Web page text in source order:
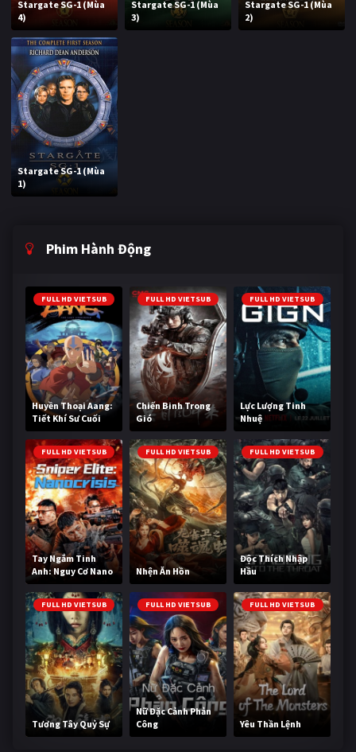
Stargate SG-1 (Mùa
4)
Stargate SG-1 (Mùa
3)
Stargate SG-1 (Mùa
2)
Stargate SG-1 (Mùa
1)
Phim Hành Động
FULL HD VIETSUB
Huyền Thoại Aang:
Tiết Khí Sư Cuối
Cùng
FULL HD VIETSUB
Chiến Binh Trong
Gió
FULL HD VIETSUB
Lực Lượng Tinh
Nhuệ
FULL HD VIETSUB
Tay Ngắm Tinh
Anh: Nguy Cơ Nano
FULL HD VIETSUB
Nhện Ăn Hồn
FULL HD VIETSUB
Độc Thích Nhập
Hầu
FULL HD VIETSUB
Tương Tây Quỷ Sự
FULL HD VIETSUB
Nữ Đặc Cảnh Phản
Công
FULL HD VIETSUB
Yêu Thần Lệnh